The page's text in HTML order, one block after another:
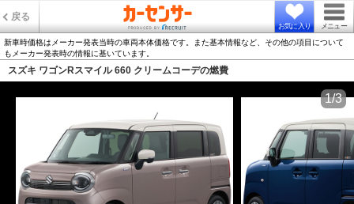
戻る
お気に入り メニュー
新車時価格はメーカー発表当時の車両本体価格です。また基本情報など、その他の項目について
もメーカー発表時の情報に基いています。
スズキ ワゴンRスマイル 660 クリームコーデの燃費
1/3